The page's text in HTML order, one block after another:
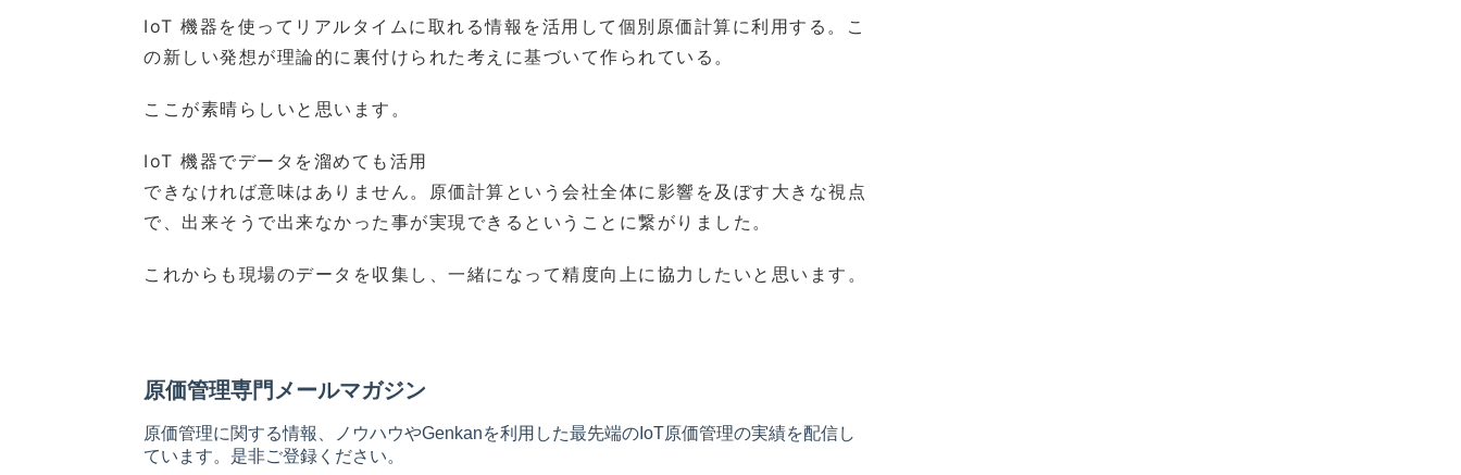
IoT 機器を使ってリアルタイムに取れる情報を活用して個別原価計算に利用する。こ
の新しい発想が理論的に裏付けられた考えに基づいて作られている。
ここが素晴らしいと思います。
IoT 機器でデータを溜めても活用
できなければ意味はありません。原価計算という会社全体に影響を及ぼす大きな視点
で、出来そうで出来なかった事が実現できるということに繋がりました。
これからも現場のデータを収集し、一緒になって精度向上に協力したいと思います。